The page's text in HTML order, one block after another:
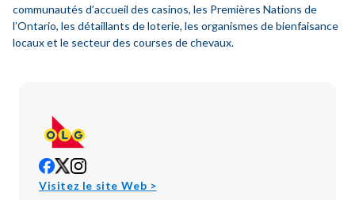
communautés d’accueil des casinos, les Premières Nations de
l’Ontario, les détaillants de loterie, les organismes de bienfaisance
locaux et le secteur des courses de chevaux.
opens
in
opens
in
opens
in
Visitez le site Web >opens